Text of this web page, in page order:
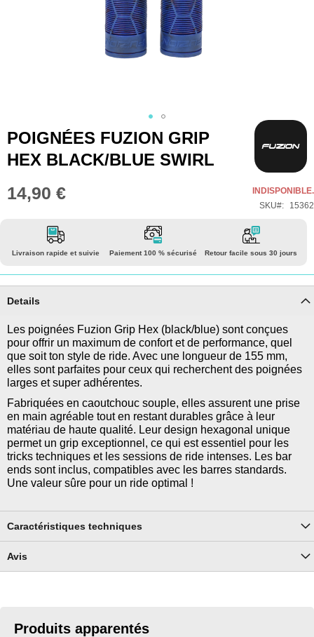
Skip
to
the
beginning
of
gallery
POIGNÉES FUZION GRIP
HEX BLACK/BLUE SWIRL
14,90 €
INDISPONIBLE.
SKU
15362
Livraison rapide et suivie Paiement 100 % sécurisé Retour facile sous 30 jours
Details
Les poignées Fuzion Grip Hex (black/blue) sont conçues
pour offrir un maximum de confort et de performance, quel
que soit ton style de ride. Avec une longueur de 155 mm,
elles sont parfaites pour ceux qui recherchent des poignées
larges et super adhérentes.
Fabriquées en caoutchouc souple, elles assurent une prise
en main agréable tout en restant durables grâce à leur
matériau de haute qualité. Leur design hexagonal unique
permet un grip exceptionnel, ce qui est essentiel pour les
tricks techniques et les sessions de ride intenses. Les bar
ends sont inclus, compatibles avec les barres standards.
Une valeur sûre pour un ride optimal !
Caractéristiques techniques
Avis
Produits apparentés